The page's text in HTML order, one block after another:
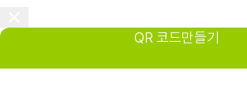
QR 코드만들기